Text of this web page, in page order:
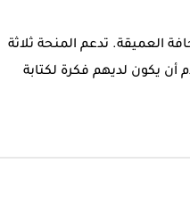
والتي تهدف إلى تعزيز الصحافة العميقة. تدعم المنحة ثلاثة
بالتقدم أن يكون لديهم فكرة لكتابة